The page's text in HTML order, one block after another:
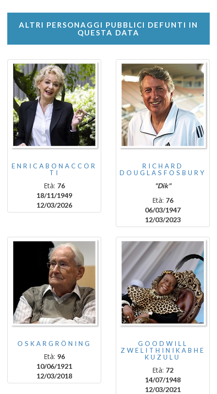
ALTRI PERSONAGGI PUBBLICI DEFUNTI IN
QUESTA DATA
ENRICABONACCOR
TI
Età: 76
18/11/1949
12/03/2026
RICHARD
DOUGLASFOSBURY
"Dik"
Età: 76
06/03/1947
12/03/2023
OSKARGRÖNING
Età: 96
10/06/1921
12/03/2018
GOODWILL
ZWELITHINIKABHE
KUZULU
Età: 72
14/07/1948
12/03/2021